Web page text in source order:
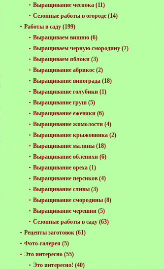
Выращивание чеснока (11)
Сезонные работы в огороде (14)
Работы в саду (199)
Выращиваем вишню (6)
Выращиваем черную смородину (7)
Выращиваем яблоки (3)
Выращивание абрикос (2)
Выращивание винограда (18)
Выращивание голубики (1)
Выращивание груш (5)
Выращивание ежевики (6)
Выращивание жимолости (4)
Выращивание крыжовника (2)
Выращивание малины (18)
Выращивание облепихи (6)
Выращивание ореха (1)
Выращивание персиков (4)
Выращивание сливы (3)
Выращивание смородины (8)
Выращивание черешни (5)
Сезонные работы в саду (63)
Рецепты заготовок (61)
Фото-галерея (5)
Это интересно (55)
Это интересно! (40)